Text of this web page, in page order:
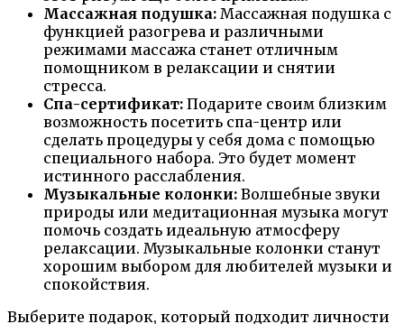
Массажная подушка: Массажная подушка с
функцией разогрева и различными
режимами массажа станет отличным
помощником в релаксации и снятии
стресса.
Спа-сертификат: Подарите своим близким
возможность посетить спа-центр или
сделать процедуры у себя дома с помощью
специального набора. Это будет момент
истинного расслабления.
Музыкальные колонки: Волшебные звуки
природы или медитационная музыка могут
помочь создать идеальную атмосферу
релаксации. Музыкальные колонки станут
хорошим выбором для любителей музыки и
спокойствия.
Выберите подарок, который подходит личности